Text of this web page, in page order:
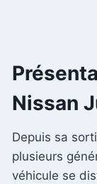
Nissan
Depuis sa
plusieurs
véhicule se